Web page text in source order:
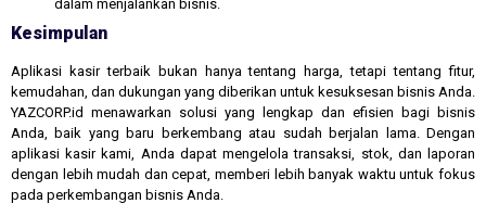
dalam menjalankan bisnis.
Kesimpulan
Aplikasi kasir terbaik bukan hanya tentang harga, tetapi tentang fitur,
kemudahan, dan dukungan yang diberikan untuk kesuksesan bisnis Anda.
YAZCORP.id menawarkan solusi yang lengkap dan efisien bagi bisnis
Anda, baik yang baru berkembang atau sudah berjalan lama. Dengan
aplikasi kasir kami, Anda dapat mengelola transaksi, stok, dan laporan
dengan lebih mudah dan cepat, memberi lebih banyak waktu untuk fokus
pada perkembangan bisnis Anda.